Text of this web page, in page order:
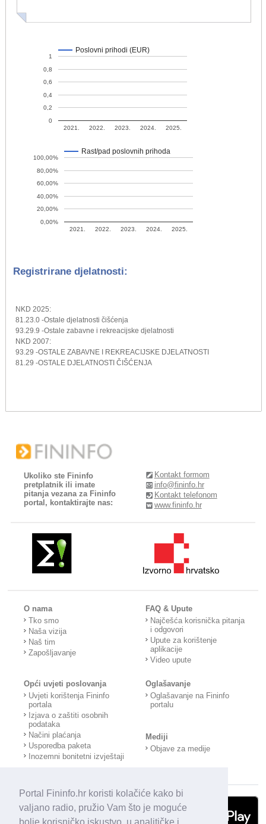
Portal Fininfo.hr koristi kolačiće kako bi
valjano radio, pružio Vam što je moguće
Poslovni prihodi (EUR)
2021. 2022. 2023. 2024. 2025.
0
0,2
0,4
0,6
0,8
1
Rast/pad poslovnih prihoda
2021. 2022. 2023. 2024. 2025.
0,00%
20,00%
40,00%
60,00%
80,00%
100,00%
Registrirane djelatnosti:
NKD 2025:
81.23.0 -Ostale djelatnosti čišćenja
93.29.9 -Ostale zabavne i rekreacijske djelatnosti
NKD 2007:
93.29 -OSTALE ZABAVNE I REKREACIJSKE DJELATNOSTI
81.29 -OSTALE DJELATNOSTI ČIŠĆENJA
Ukoliko ste Fininfo
pretplatnik ili imate
pitanja vezana za Fininfo
portal, kontaktirajte nas:
Kontakt formom
info@fininfo.hr
Kontakt telefonom
www.fininfo.hr
O nama
Tko smo
Naša vizija
Naš tim
Zapošljavanje
FAQ & Upute
Najčešća korisnička pitanja
i odgovori
Upute za korištenje
aplikacije
Video upute
Opći uvjeti poslovanja
Uvjeti korištenja Fininfo
portala
Izjava o zaštiti osobnih
podataka
Načini plaćanja
Usporedba paketa
Inozemni bonitetni izvještaji
Oglašavanje
Oglašavanje na Fininfo
portalu
Mediji
Objave za medije